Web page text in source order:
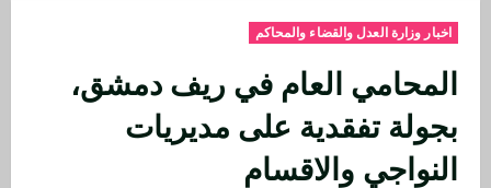
اخبار وزارة العدل والقضاء والمحاكم
المحامي العام في ريف دمشق،
بجولة تفقدية على مديريات
النواجي والاقسام